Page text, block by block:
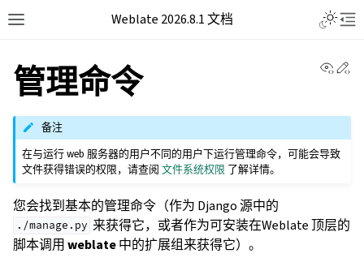
Weblate 2026.8.1 文档
管理命令
备注
在与运行 web 服务器的用户不同的用户下运行管理命令，可能会导致
文件获得错误的权限，请查阅文件系统权限 了解详情。
您会找到基本的管理命令（作为 Django 源中的
./manage.py 来获得它，或者作为可安装在Weblate 顶层的
脚本调用weblate中的扩展组来获得它）。